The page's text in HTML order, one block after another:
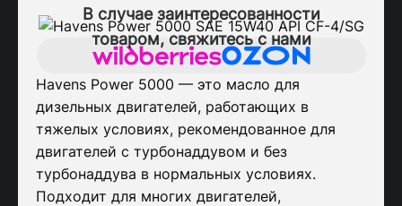
Havens Power 5000 — это масло для
дизельных двигателей, работающих в
тяжелых условиях, рекомендованное для
двигателей с турбонаддувом и без
турбонаддува в нормальных условиях.
Подходит для многих двигателей,
В случае заинтересованности
товаром, свяжитесь с нами